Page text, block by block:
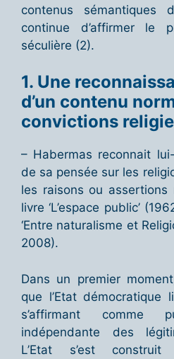
contenus sémantiques
continue d’affirmer le
séculière (2).
1. Une
d’un contenu
convictions
– Habermas reconnait
de sa pensée sur les
les raisons ou assertions
livre ‘L’espace public’
‘Entre naturalisme et
2008).
Dans un premier
que l’Etat démocratique
s’affirmant comme
indépendante des
L’Etat s’est construit